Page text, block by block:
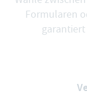
Formularen